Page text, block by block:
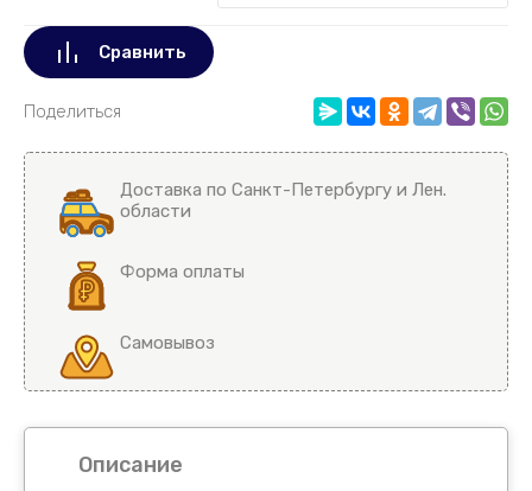
Сравнить
Поделиться
Доставка по Санкт-Петербургу и Лен.
области
Форма оплаты
Самовывоз
Описание